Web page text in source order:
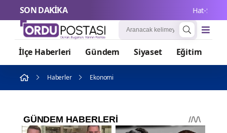
SON DAKİKA Hat-San,
İlçe Haberleri Gündem Siyaset Eğitim
Haberler Ekonomi